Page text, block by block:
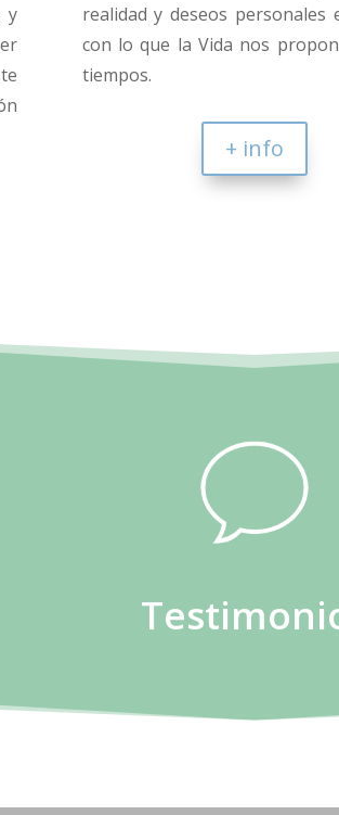
y
realidad y deseos personales
con lo que la Vida nos
tiempos.
+ info